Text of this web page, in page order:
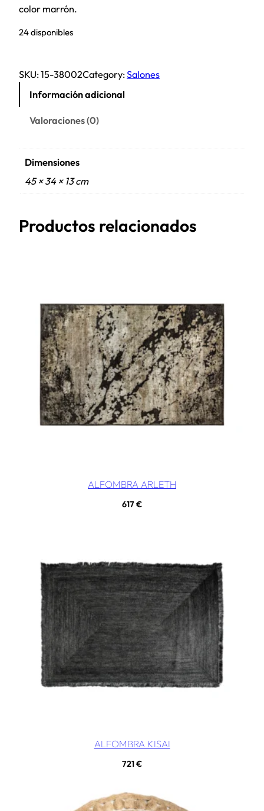
color marrón.
24 disponibles
SKU:15-38002Category:Salones
Información adicional
Valoraciones (0)
Dimensiones
45 × 34 × 13 cm
Productos relacionados
ALFOMBRA ARLETH
617€
ALFOMBRA KISAI
721€